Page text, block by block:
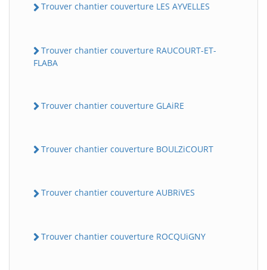
Trouver chantier couverture LES AYVELLES
Trouver chantier couverture RAUCOURT-ET-
FLABA
Trouver chantier couverture GLAiRE
Trouver chantier couverture BOULZiCOURT
Trouver chantier couverture AUBRiVES
Trouver chantier couverture ROCQUiGNY